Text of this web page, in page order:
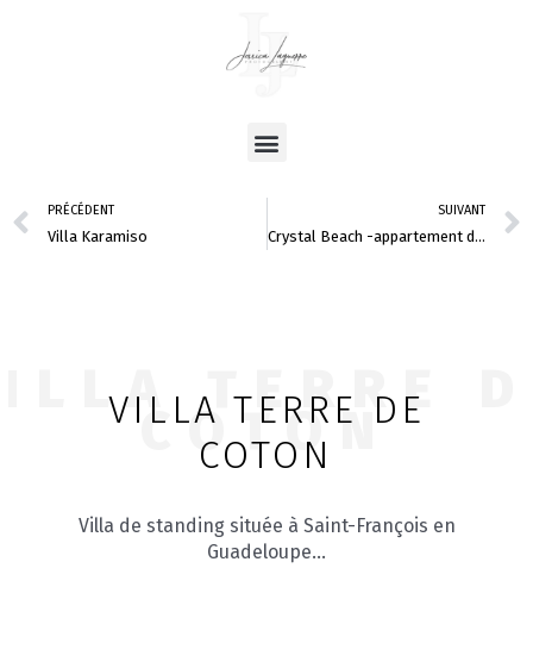
Menu
Précédent
PRÉCÉDENT
Villa Karamiso
SUIVANT
Crystal Beach -appartement de vacances-Saint-François-Guadeloupe
VILLA TERRE DE
COTON
TERRE
COTON
Villa de standing située à Saint-François en
Guadeloupe…